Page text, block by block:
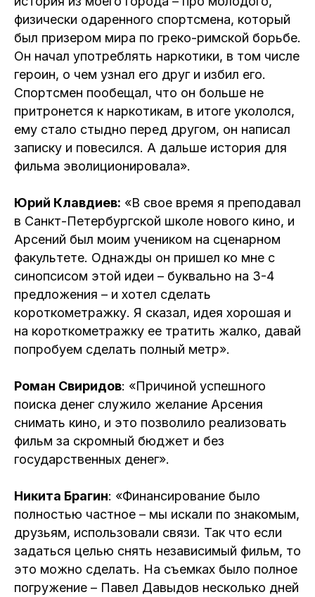
физически одаренного спортсмена, который
был призером мира по греко-римской борьбе.
Он начал употреблять наркотики, в том числе
героин, о чем узнал его друг и избил его.
Спортсмен пообещал, что он больше не
притронется к наркотикам, в итоге укололся,
ему стало стыдно перед другом, он написал
записку и повесился. А дальше история для
фильма эволиционировала».
Юрий Клавдиев: «В свое время я преподавал
в Санкт-Петербургской школе нового кино, и
Арсений был моим учеником на сценарном
факультете. Однажды он пришел ко мне с
синопсисом этой идеи – буквально на 3-4
предложения – и хотел сделать
короткометражку. Я сказал, идея хорошая и
на короткометражку ее тратить жалко, давай
попробуем сделать полный метр».
Роман Свиридов: «Причиной успешного
поиска денег служило желание Арсения
снимать кино, и это позволило реализовать
фильм за скромный бюджет и без
государственных денег».
Никита Брагин: «Финансирование было
полностью частное – мы искали по знакомым,
друзьям, использовали связи. Так что если
задаться целью снять независимый фильм, то
это можно сделать. На съемках было полное
погружение – Павел Давыдов несколько дней